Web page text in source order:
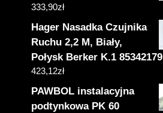
333,90zł
Hager Nasadka Czujnika
Ruchu 2,2 M, Biały,
Połysk Berker K.1 85342179
423,12zł
PAWBOL instalacyjna
podtynkowa PK 60